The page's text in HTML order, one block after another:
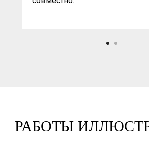
РАБОТЫ